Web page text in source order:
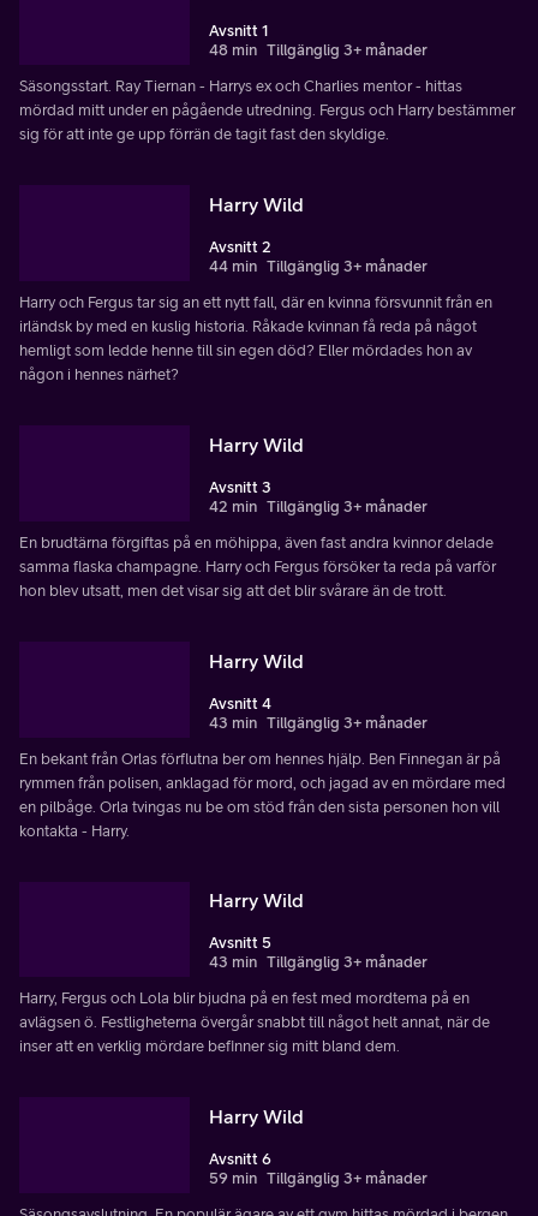
Avsnitt 1
48 min Tillgänglig 3+ månader
Säsongsstart. Ray Tiernan - Harrys ex och Charlies mentor - hittas
mördad mitt under en pågående utredning. Fergus och Harry bestämmer
sig för att inte ge upp förrän de tagit fast den skyldige.
Harry Wild
Avsnitt 2
44 min Tillgänglig 3+ månader
Harry och Fergus tar sig an ett nytt fall, där en kvinna försvunnit från en
irländsk by med en kuslig historia. Råkade kvinnan få reda på något
hemligt som ledde henne till sin egen död? Eller mördades hon av
någon i hennes närhet?
Harry Wild
Avsnitt 3
42 min Tillgänglig 3+ månader
En brudtärna förgiftas på en möhippa, även fast andra kvinnor delade
samma flaska champagne. Harry och Fergus försöker ta reda på varför
hon blev utsatt, men det visar sig att det blir svårare än de trott.
Harry Wild
Avsnitt 4
43 min Tillgänglig 3+ månader
En bekant från Orlas förflutna ber om hennes hjälp. Ben Finnegan är på
rymmen från polisen, anklagad för mord, och jagad av en mördare med
en pilbåge. Orla tvingas nu be om stöd från den sista personen hon vill
kontakta - Harry.
Harry Wild
Avsnitt 5
43 min Tillgänglig 3+ månader
Harry, Fergus och Lola blir bjudna på en fest med mordtema på en
avlägsen ö. Festligheterna övergår snabbt till något helt annat, när de
inser att en verklig mördare befinner sig mitt bland dem.
Harry Wild
Avsnitt 6
59 min Tillgänglig 3+ månader